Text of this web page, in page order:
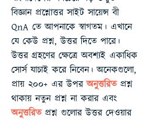
বিজ্ঞান প্রশ্নোত্তর সাইট সায়েন্স বী
QnA তে আপনাকে স্বাগতম। এখানে
যে কেউ প্রশ্ন, উত্তর দিতে পারে।
উত্তর গ্রহণের ক্ষেত্রে অবশ্যই একাধিক
সোর্স যাচাই করে নিবেন। অনেকগুলো,
প্রায় ২০০+ এর উপরঅনুত্তরিতপ্রশ্ন
থাকায় নতুন প্রশ্ন না করার এবং
অনুত্তরিত প্রশ্ন গুলোর উত্তর দেওয়ার